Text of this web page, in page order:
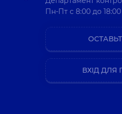
Пн-Пт c 8:00 до 18:00
ВХІД ДЛЯ